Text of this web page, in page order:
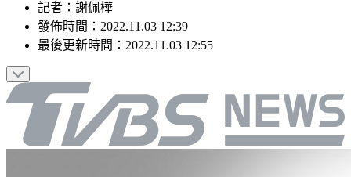
記者 ： 謝佩樺
發佈時間： 2022.11.03 12:39
最後更新時間： 2022.11.03 12:55